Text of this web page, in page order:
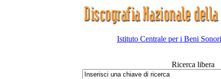
Istituto Centrale per i Beni
Ricerca libera